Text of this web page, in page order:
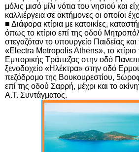
μόλις μισό μίλι νότια του νησιού και
καλλιέργεια σε ακτήμονες οι οποίοι
■ Διάφορα κτίρια με κατοικίες,
όπως το κτίριο επί της οδού
στεγαζόταν το υπουργείο Παιδείας
«Electra MetropolisAthens», το
Εμπορικής Τράπεζας στην οδό
ξενοδοχείο «Ηλέκτρα» στην οδό
πεζόδρομο της Βουκουρεστίου,
επί της οδού Σαρρή, μέχρι και το
Α.Τ. Συντάγματος.